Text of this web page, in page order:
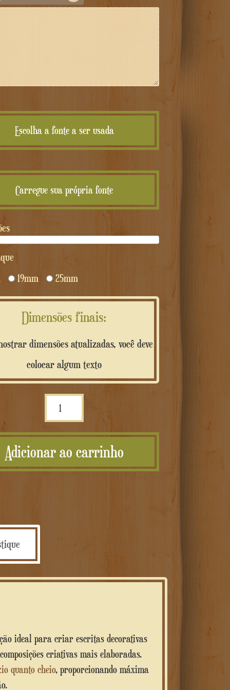
Escolha a fonte a ser usada
Carregue sua própria fonte
19mm 25mm
Dimensões finais:
dimensões atualizadas, você deve
colocar algum texto
Lettere
Riempibili
3D
–
Adicionar ao carrinho
ideal para criar escritas decorativas
criativas mais elaboradas.
quanto cheio, proporcionando máxima